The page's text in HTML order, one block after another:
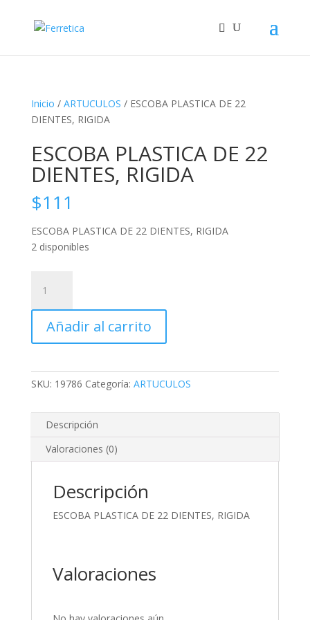
Inicio / ARTUCULOS / ESCOBA PLASTICA DE 22
DIENTES, RIGIDA
ESCOBA PLASTICA DE 22
DIENTES, RIGIDA
$111
ESCOBA PLASTICA DE 22 DIENTES, RIGIDA
2 disponibles
PLASTICA
DE
DIENTES,
cantidad
Añadir al carrito
SKU: 19786 Categoría: ARTUCULOS
Descripción
Valoraciones (0)
Descripción
ESCOBA PLASTICA DE 22 DIENTES, RIGIDA
Valoraciones